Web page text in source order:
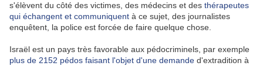
s'élèvent du côté des victimes, des médecins et des thérapeutes
qui échangent et communiquent à ce sujet, des journalistes
enquêtent, la police est forcée de faire quelque chose.
Israël est un pays très favorable aux pédocriminels, par exemple
plus de 2152 pédos faisant l'objet d'une demande d'extradition à